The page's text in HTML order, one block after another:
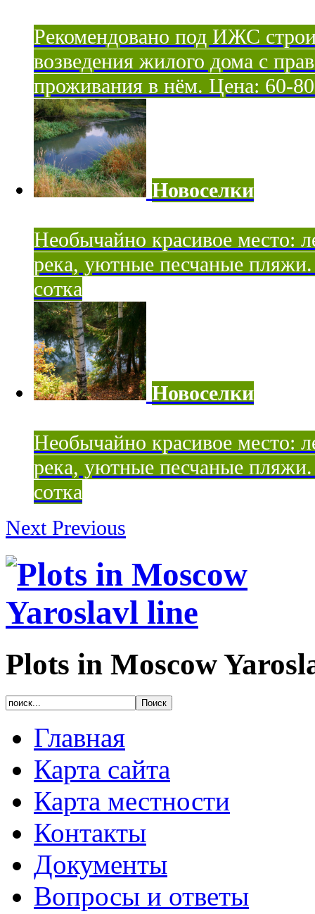
Рекомендовано под ИЖС
возведения жилого дома с
проживания в нём. Цена: 60-80
Новоселки
Необычайно красивое место:
река, уютные песчаные
сотка
Новоселки
Необычайно красивое место:
река, уютные песчаные
сотка
Next Previous
Plots in Moscow
Главная
Карта сайта
Карта местности
Контакты
Документы
Вопросы и ответы